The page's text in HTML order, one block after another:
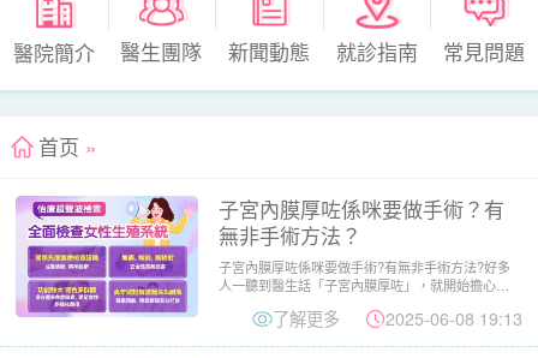
醫院簡介 醫生團隊 新聞動態 就診指南 常見問題
首页 »
子宮內膜厚咗係咪要做手術？有
無非手術方法？
子宮內膜厚咗係咪要做手術?有無非手術方法?好多
人一聽到醫生話「子宮內膜厚咗」，就開始擔心係
了解更多 2025-06-08 19:13